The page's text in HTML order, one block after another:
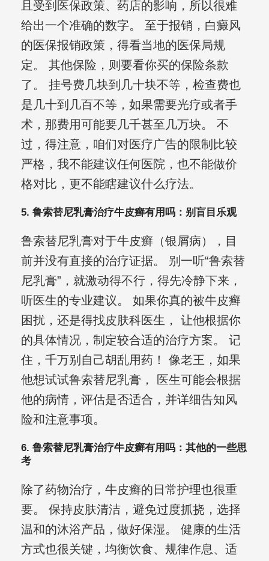
且受到医保政策、药店的影响，所以很难
给出一个准确的数字。 至于报销，白癜风
的医保报销政策，得看当地的医保局规
定。 其他保险，则要看你买的保险条款
了。 挂号费几块到几十块不等，检查费也
是几十到几百不等，如果需要光疗或者手
术，那费用可能要几千甚至几万块。 不
过，得注意，咱们对医疗广告的限制比较
严格，我不能建议任何医院，也不能做价
格对比，更不能瞎建议什么疗法。
5. 鲁索替尼乳膏治疗牛皮癣有用吗：别盲目乐观
鲁索替尼乳膏对于牛皮癣（银屑病），目
前并没有直接的治疗证据。 别一听“鲁索替
尼乳膏”，就激动得不行，得先冷静下来，
听医生的专业建议。 如果你真的被牛皮癣
困扰，还是得找皮肤科医生， 让他根据你
的具体情况，制定较合适的治疗方案。 记
住，千万别自己胡乱用药！ 像老王，如果
他想试试鲁索替尼乳膏， 医生可能会根据
他的病情，评估是否适合，并详细告知风
险和注意事项。
6. 鲁索替尼乳膏治疗牛皮癣有用吗：其他的一些思
考
除了药物治疗，牛皮癣的日常护理也很重
要。 保持皮肤清洁，避免过度抓挠，选择
温和的沐浴产品，做好保湿。 健康的生活
方式也很关键，均衡饮食、规律作息、适